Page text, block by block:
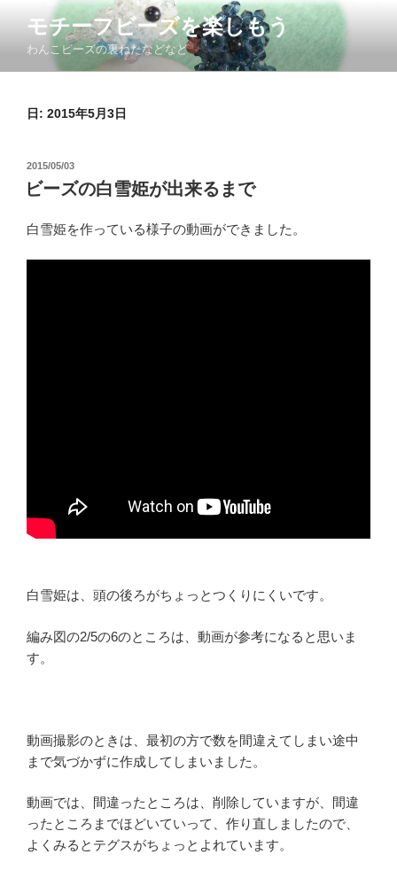
ン
モチーフビーズを楽しもう
わんこビーズの裏ねたなどなど
日: 2015年5月3日
投
稿
日:
2015/05/03
ビーズの白雪姫が出来るまで
白雪姫を作っている様子の動画ができました。
白雪姫は、頭の後ろがちょっとつくりにくいです。
編み図の2/5の6のところは、動画が参考になると思いま
す。
動画撮影のときは、最初の方で数を間違えてしまい途中
まで気づかずに作成してしまいました。
動画では、間違ったところは、削除していますが、間違
ったところまでほどいていって、作り直しましたので、
よくみるとテグスがちょっとよれています。